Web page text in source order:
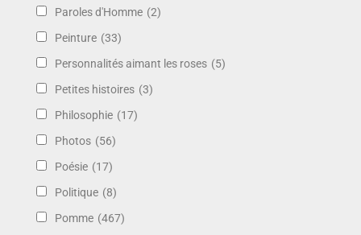
Paroles d'Homme (2)
Peinture (33)
Personnalités aimant les roses (5)
Petites histoires (3)
Philosophie (17)
Photos (56)
Poésie (17)
Politique (8)
Pomme (467)